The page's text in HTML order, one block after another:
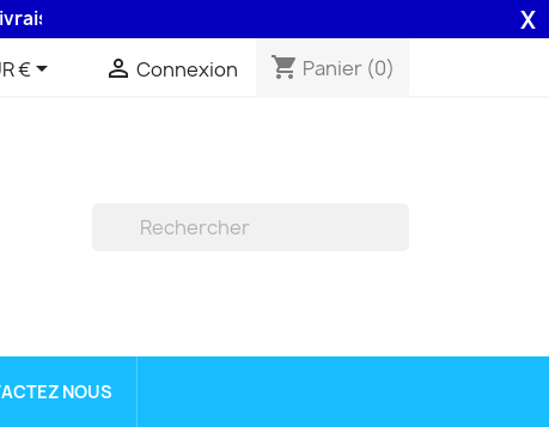
48H assurée par la Poste . X
€  Connexion shopping_cart Panier (0)
NOUS